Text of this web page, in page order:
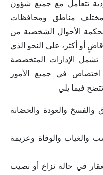
تتعامل مع جميع شؤون
مناطق ومحافظات
محكمة الأحوال الشخصية من
أو أكثر، على النحو الذي
تشمل الإدارات المتخصصة
في جميع الأمور
فيما يلي
والفسخ والعودة والحضانة
والغياب والوفاة وعزيمة
في حالة نزاع أو نصيب